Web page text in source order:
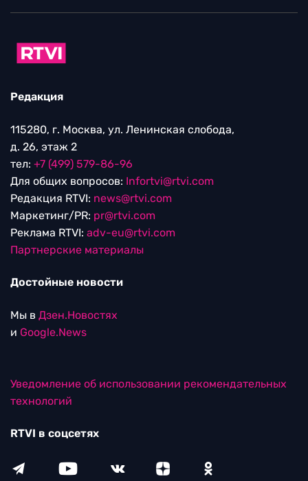
Редакция
115280, г. Москва, ул. Ленинская слобода,
д. 26, этаж 2
тел: +7 (499) 579-86-96
Для общих вопросов: Infortvi@rtvi.com
Редакция RTVI: news@rtvi.com
Маркетинг/PR: pr@rtvi.com
Реклама RTVI: adv-eu@rtvi.com
Партнерские материалы
Достойные новости
Мы в Дзен.Новостях
и Google.News
Уведомление об использовании рекомендательных
технологий
RTVI в соцсетях